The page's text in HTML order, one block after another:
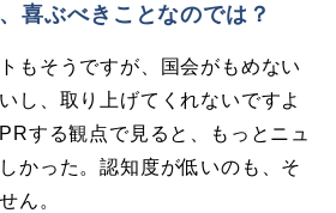
喜ぶべきことなのでは？
もそうですが、国会がもめない
し、取り上げてくれないですよ
する観点で見ると、もっとニュ
かった。認知度が低いのも、そ
ん。